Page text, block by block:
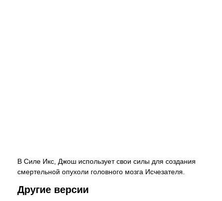
В Силе Икс, Джош использует свои силы для создания
смертельной опухоли головного мозга Исчезателя.
Другие версии